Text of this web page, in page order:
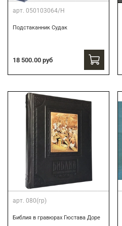
арт. 050103064/Н
Подстаканник Судак
18 500.00 руб
арт. 080(гр)
Библия в гравюрах Гюстава Доре